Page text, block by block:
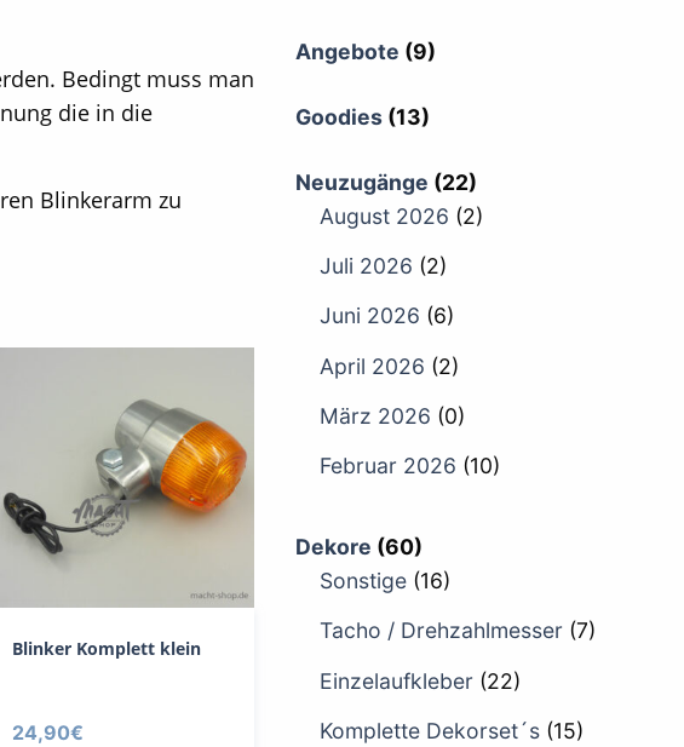
Bedingt muss man
die in die
Blinkerarm zu
Blinker Komplett klein
24,90€
Angebote (9)
Goodies (13)
Neuzugänge (22)
August 2026 (2)
Juli 2026 (2)
Juni 2026 (6)
April 2026 (2)
März 2026 (0)
Februar 2026 (10)
Dekore (60)
Sonstige (16)
Tacho / Drehzahlmesser (7)
Einzelaufkleber (22)
Komplette Dekorset´s (15)